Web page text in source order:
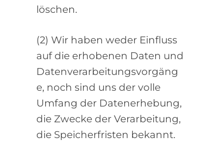
löschen.
(2) Wir haben weder Einfluss
auf die erhobenen Daten und
Datenverarbeitungsvorgäng
e, noch sind uns der volle
Umfang der Datenerhebung,
die Zwecke der Verarbeitung,
die Speicherfristen bekannt.